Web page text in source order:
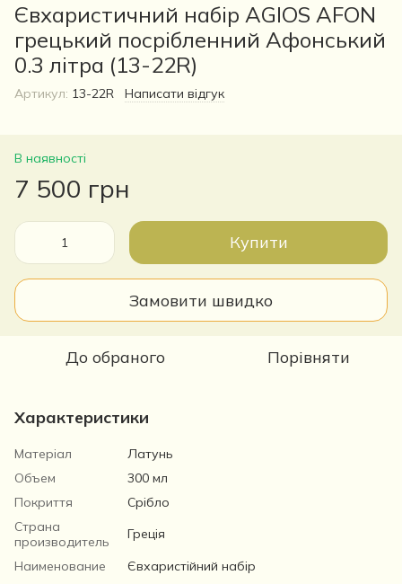
Євхаристичний набір AGIOS AFON
грецький посрібленний Афонський
0.3 літра (13-22R)
Артикул: 13-22R Написати відгук
В наявності
7 500 грн
Купити
Замовити швидко
До обраного Порівняти
Характеристики
Матеріал
Латунь
Объем
300 мл
Покриття
Срібло
Страна
производитель
Греція
Наименование
Євхаристійний набір